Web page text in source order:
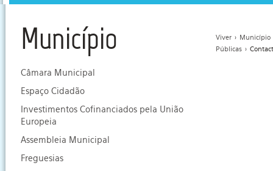
Município
Câmara Municipal
Espaço Cidadão
Investimentos Cofinanciados pela União
Europeia
Assembleia Municipal
Freguesias
Viver > Município
Públicas >